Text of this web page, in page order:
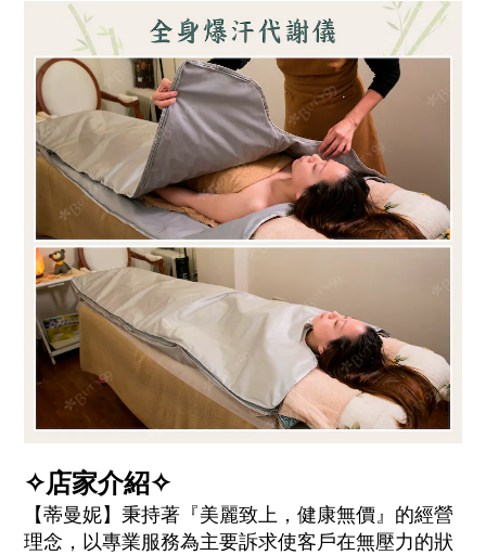
✧店家介紹✧
【蒂曼妮】秉持著『美麗致上，健康無價』的經營
理念，以專業服務為主要訴求使客戶在無壓力的狀